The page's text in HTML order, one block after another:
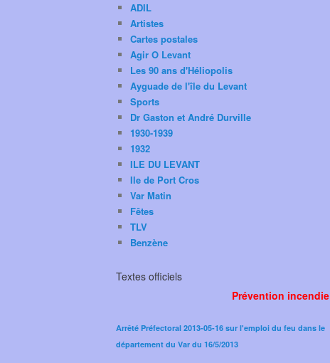
ADIL
Artistes
Cartes postales
Agir O Levant
Les 90 ans d'Héliopolis
Ayguade de l'île du Levant
Sports
Dr Gaston et André Durville
1930-1939
1932
ILE DU LEVANT
Ile de Port Cros
Var Matin
Fêtes
TLV
Benzène
Textes officiels
Prévention incendie
Arrêté Préfectoral 2013-05-16 sur l'emploi du feu dans le
département du Var du 16/5/2013